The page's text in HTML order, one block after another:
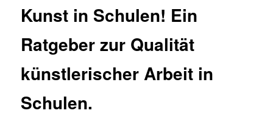
Kunst in Schulen! Ein
Ratgeber zur Qualität
künstlerischer Arbeit in
Schulen.